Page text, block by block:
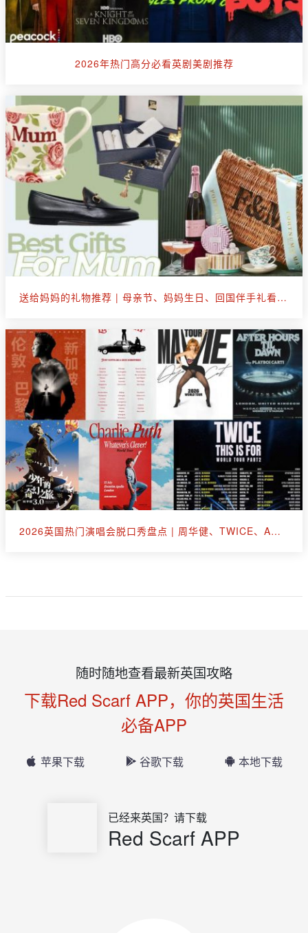
2026年热门高分必看英剧美剧推荐
送给妈妈的礼物推荐 | 母亲节、妈妈生日、回国伴手礼看这篇就够了
2026英国热门演唱会脱口秀盘点 | 周华健、TWICE、A妹、断眉、王嘉尔
随时随地查看最新英国攻略
下载Red Scarf APP，你的英国生活
必备APP
苹果下载 谷歌下载 本地下载
已经来英国？请下载
Red Scarf APP